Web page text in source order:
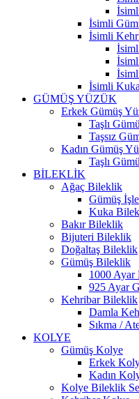
İsimli
İsimli
İsimli
GÜMÜŞ YÜZÜK
Erkek Gümüş
Taşlı
Taşsız
Kadın Gümüş
Taşlı
BİLEKLİK
Ağaç Bileklik
Gümüş
Kuka
Bakır Bileklik
Bijuteri Bileklik
Doğaltaş Bileklik
Gümüş Bileklik
1000
925 Ayar
Kehribar Bileklik
Damla
Sıkma /
KOLYE
Gümüş Kolye
Erkek
Kadın
Kolye Bileklik